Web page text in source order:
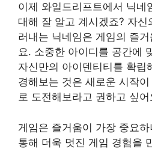
이제 와일드리프트에서 닉네
대해 잘 알고 계시겠죠? 자신
러내는 닉네임은 게임의 즐
요. 소중한 아이디를 공간에
자신만의 아이덴티티를 확립
경해보는 것은 새로운 시작
로 도전해보라고 권하고 싶어
게임은 즐거움이 가장 중요
통해 더욱 멋진 게임 경험을